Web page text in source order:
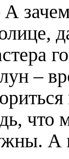
А
–
что
А